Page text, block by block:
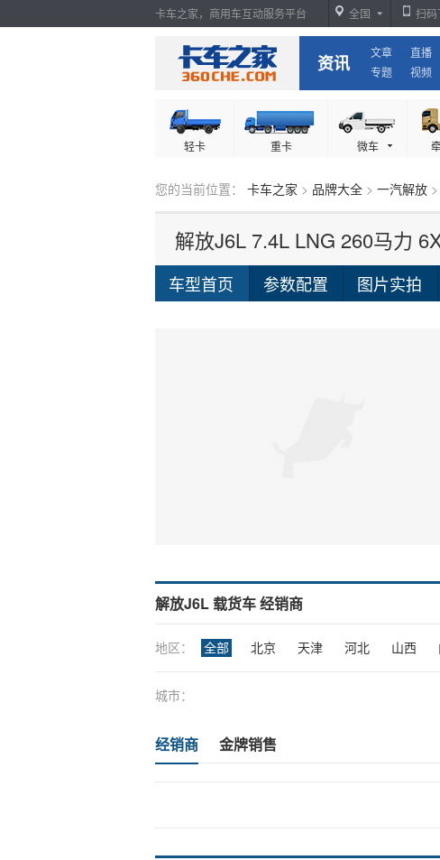
卡车之家，商用车互动服务平台 全国 扫码
资讯 文章
直播
专题
视频
轻卡 重卡 微车
您的当前位置： 卡车之家 > 品牌大全 > 一汽解放 >
解放J6L 7.4L LNG 260马力
车型首页 参数配置 图片实拍
解放J6L 载货车 经销商
地区： 全部 北京 天津 河北 山西
城市：
经销商 金牌销售